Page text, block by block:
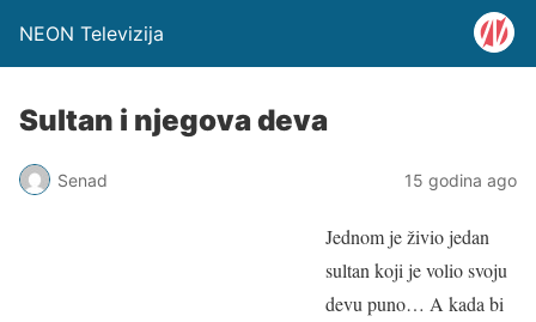
NEON Televizija
Sultan i njegova deva
Senad 15 godina ago
Jednom je živio jedan
sultan koji je volio svoju
devu puno… A kada bi